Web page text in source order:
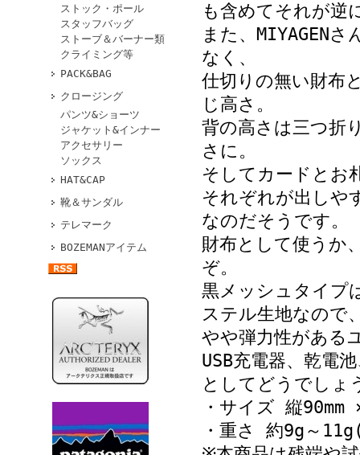
ストック・ポール
スタッフバッグ
ストーブ＆バーナー類
クライミング等
PACK&BAG
クロージング
パンツ&ショーツ
ジャケット&インナー
アクセサリー
ソックス
HAT&CAP
靴＆サンダル
テレマーク
BOZEMANアイテム
も含めてそれが逆
また、MIYAGEN
なく、
仕切りの無い財布
じ高さ。
背の高さは三つ折
さに。
そしてカードとお
それぞれが出しや
なのだそうです。
財布として使うか
ぞ。
黒メッシュタイプ
ステル生地なので
やや弾力性がある
USB充電器、乾電
としてどうでしょ
・サイズ 縦90mm
・重さ 約9g～